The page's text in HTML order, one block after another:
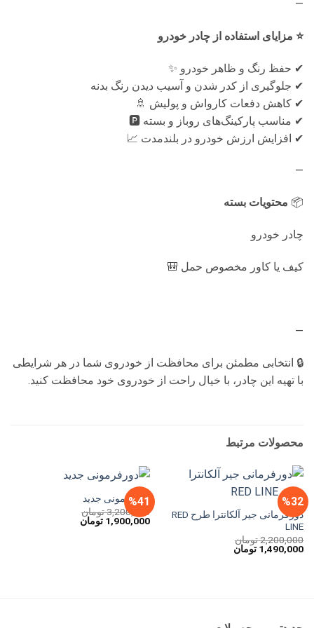
—
⭐ مزایای استفاده از چادر خودرو
✔ حفظ رنگ و ظاهر خودرو ✨
✔ جلوگیری از کدر شدن و آسیب دیدن رنگ بدنه
✔ کاهش دفعات کارواش و پولیش 🚿
✔ مناسب پارکینگ‌های روباز و بسته 🅿️
✔ افزایش ارزش خودرو در بلندمدت 📈
—
📦 محتویات بسته
چادر خودرو
کیف یا کاور مخصوص حمل 🎒
—
🔒 انتخابی مطمئن برای محافظت از خودروی شما در هر شرایطی
با تهیه این چادر، با خیال راحت از خودروی خود محافظت کنید.
محصولات مرتبط
%32
دورفرمانی جیر آلکانترا طرح RED
LINE
2,200,000تومان
قیمت
اصلی
1,490,000 تومانقیمت
%41
دورفرمونی جدید
3,200,000تومان
قیمت
اصلی
1,900,000 تومانقیمت